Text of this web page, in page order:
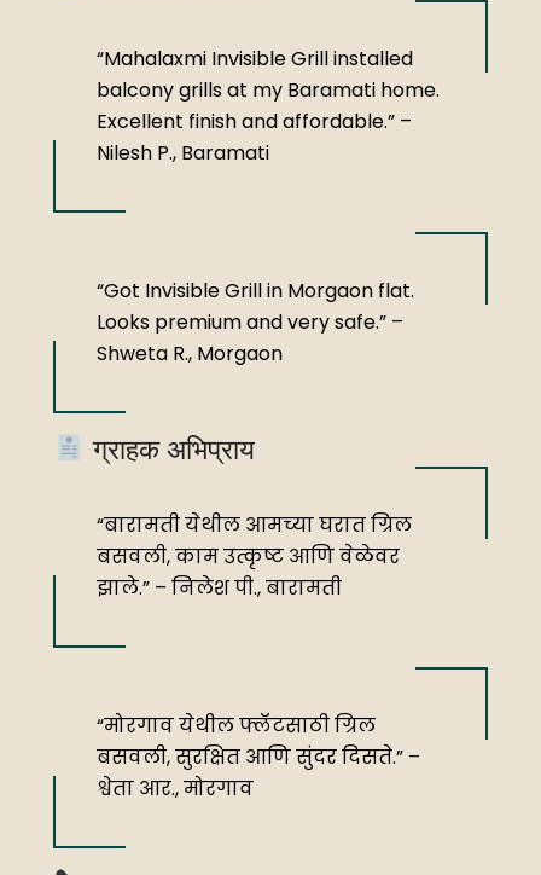
“Mahalaxmi Invisible Grill installed
balcony grills at my Baramati home.
Excellent finish and affordable.” –
Nilesh P., Baramati
“Got Invisible Grill in Morgaon flat.
Looks premium and very safe.” –
Shweta R., Morgaon
ग्राहक अभिप्राय
“बारामती येथील आमच्या घरात ग्रिल
बसवली, काम उत्कृष्ट आणि वेळेवर
झाले.” – निलेश पी., बारामती
“मोरगाव येथील फ्लॅटसाठी ग्रिल
बसवली, सुरक्षित आणि सुंदर दिसते.” –
श्वेता आर., मोरगाव